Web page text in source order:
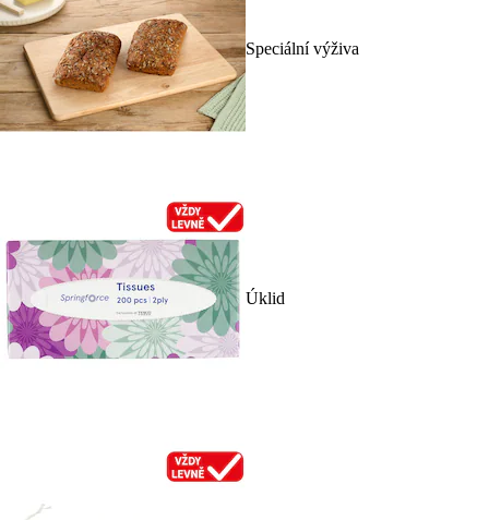
Speciální výživa
Úklid